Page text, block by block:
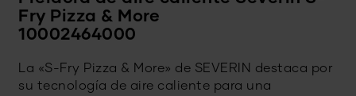
Fry Pizza & More
10002464000
La «S-Fry Pizza & More» de SEVERIN destaca por
su tecnología de aire caliente para una